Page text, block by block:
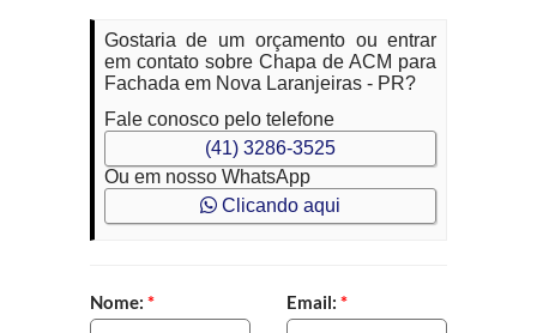
Gostaria de um orçamento ou entrar
em contato sobre Chapa de ACM para
Fachada em Nova Laranjeiras - PR?
Fale conosco pelo telefone
(41) 3286-3525
Ou em nosso WhatsApp
Clicando aqui
Nome: * Email: *